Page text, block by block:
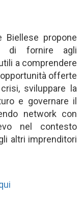
Biellese propone
di fornire agli
a comprendere
offerte
sviluppare la
e governare il
network con
nel contesto
altri imprenditori